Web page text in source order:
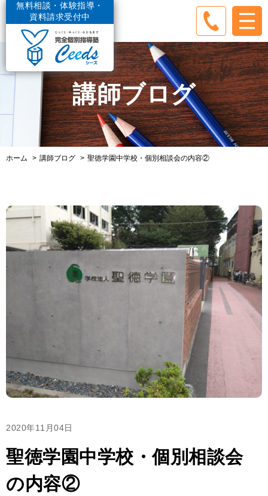
無料相談・体験指導・
資料請求受付中
講師ブログ
ホーム 講師ブログ 聖徳学園中学校・個別相談会の内容②
2020年11月04日
聖徳学園中学校・個別相談会
の内容②